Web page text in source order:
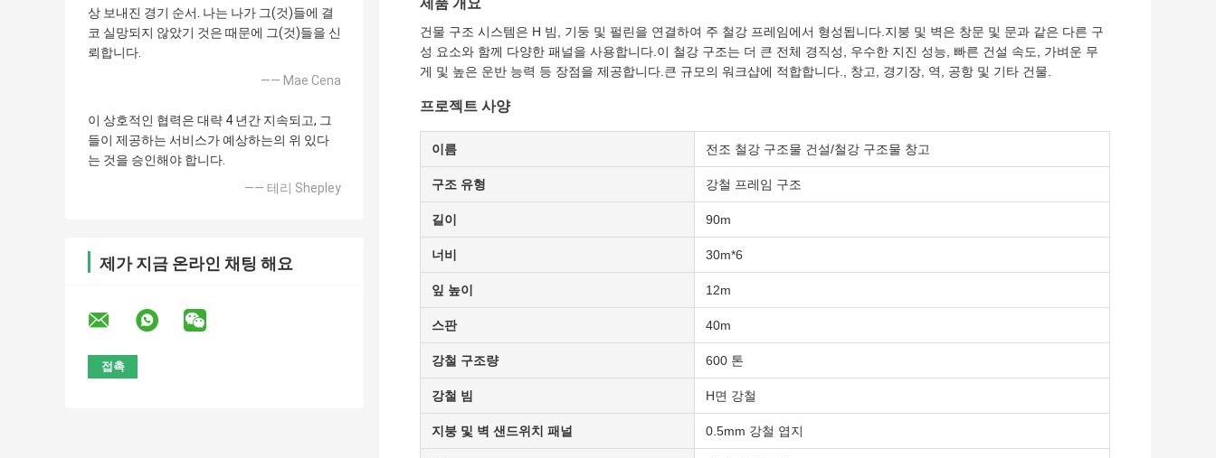
상 보내진 경기 순서. 나는 나가 그(것)들에 결
코 실망되지 않았기 것은 때문에 그(것)들을 신
뢰합니다.
—— Mae Cena
이 상호적인 협력은 대략 4 년간 지속되고, 그
들이 제공하는 서비스가 예상하는의 위 있다
는 것을 승인해야 합니다.
—— 테리 Shepley
제가 지금 온라인 채팅 해요
제품 개요
건물 구조 시스템은 H 빔, 기둥 및 펄린을 연결하여 주 철강 프레임에서 형성됩니다.지붕 및 벽은 창문 및 문과 같은 다른 구
성 요소와 함께 다양한 패널을 사용합니다.이 철강 구조는 더 큰 전체 경직성, 우수한 지진 성능, 빠른 건설 속도, 가벼운 무
게 및 높은 운반 능력 등 장점을 제공합니다.큰 규모의 워크샵에 적합합니다., 창고, 경기장, 역, 공항 및 기타 건물.
프로젝트 사양
이름 전조 철강 구조물 건설/철강 구조물 창고
구조 유형 강철 프레임 구조
길이 90m
너비 30m*6
잎 높이 12m
스판 40m
강철 구조량 600 톤
강철 빔 H면 강철
지붕 및 벽 샌드위치 패널 0.5mm 강철 엽지